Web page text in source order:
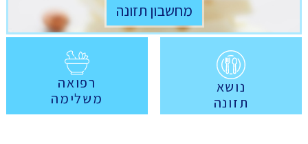
מחשבון תזונה
נושא
תזונה
רפואה
משלימה